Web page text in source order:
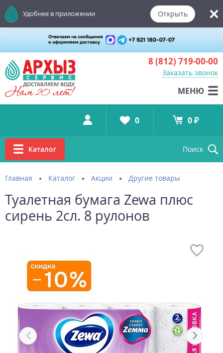
8 (812) 719-00-00
Заказать звонок
МЕНЮ
Удобнее в приложении Открыть
Каталог Поиск
0 0 ₽
Главная Каталог Акции Другие товары
Туалетная бумага Zewa плюс
сирень 2сл. 8 рулонов